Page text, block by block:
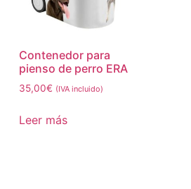
Contenedor para
pienso de perro ERA
35,00€ (IVA incluido)
Leer más